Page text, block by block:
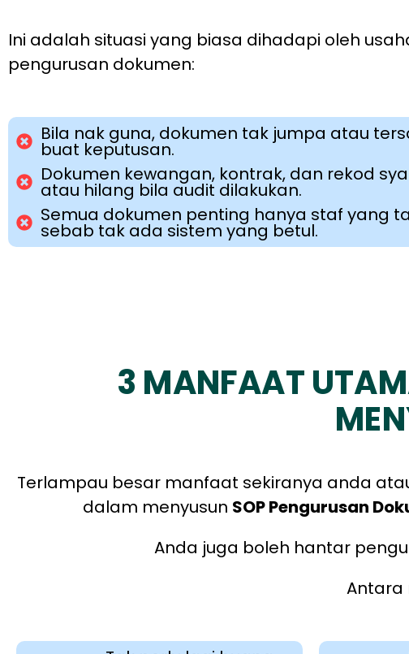
Ini adalah situasi yang biasa dihadapi oleh
pengurusan dokumen:
Bila nak guna, dokumen tak jumpa atau
buat keputusan.
Dokumen kewangan, kontrak, dan rekod
atau hilang bila audit dilakukan.
Semua dokumen penting hanya staf yang
sebab tak ada sistem yang betul.
3 MANFAAT
Terlampau besar manfaat sekiranya anda
dalam menyusun SOP Pengurusan
Anda juga boleh hantar
Antara